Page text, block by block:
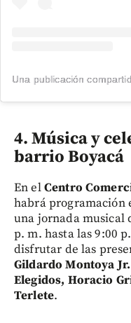
4. Música y
barrio Boyacá
En elCentro
habrá programación
una jornada musical
p. m. hasta las 9:00
disfrutar de las
Gildardo Montoya
Elegidos, Horacio
Terlete.